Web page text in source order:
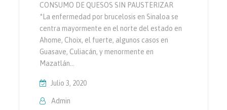
CONSUMO DE QUESOS SIN PAUSTERIZAR
*La enfermedad por brucelosis en Sinaloa se
centra mayormente en el norte del estado en
Ahome, Choix, el fuerte, algunos casos en
Guasave, Culiacán, y menormente en
Mazatlán…
Julio 3, 2020
Admin